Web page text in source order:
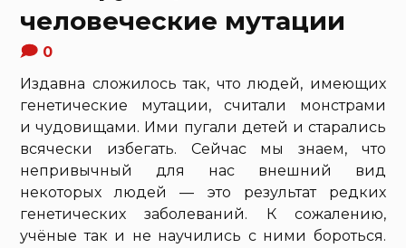
человеческие мутации
0
Издавна сложилось так, что людей, имеющих
генетические мутации, считали монстрами
и чудовищами. Ими пугали детей и старались
всячески избегать. Сейчас мы знаем, что
непривычный для нас внешний вид
некоторых людей — это результат редких
генетических заболеваний. К сожалению,
учёные так и не научились с ними бороться.